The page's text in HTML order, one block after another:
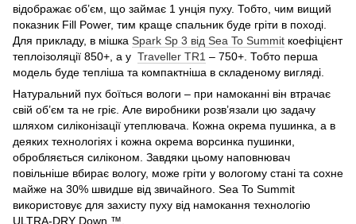
відображає об’єм, що займає 1 унція пуху. Тобто, чим вищий
показник Fill Power, тим краще спальник буде гріти в поході.
Для прикладу, в мішка Spark Sp 3 від Sea To Summit коефіцієнт
теплоізоляції 850+, а у Traveller TR1 – 750+. Тобто перша
модель буде тепліша та компактніша в складеному вигляді.
Натуральний пух боїться вологи – при намоканні він втрачає
свій об’єм та не гріє. Але виробники розв’язали цю задачу
шляхом силіконізації утеплювача. Кожна окрема пушинка, а в
деяких технологіях і кожна окрема ворсинка пушинки,
обробляється силіконом. Завдяки цьому наповнювач
повільніше вбирає вологу, може гріти у вологому стані та сохне
майже на 30% швидше від звичайного. Sea To Summit
використовує для захисту пуху від намокання технологію
ULTRA-DRY Down ™.